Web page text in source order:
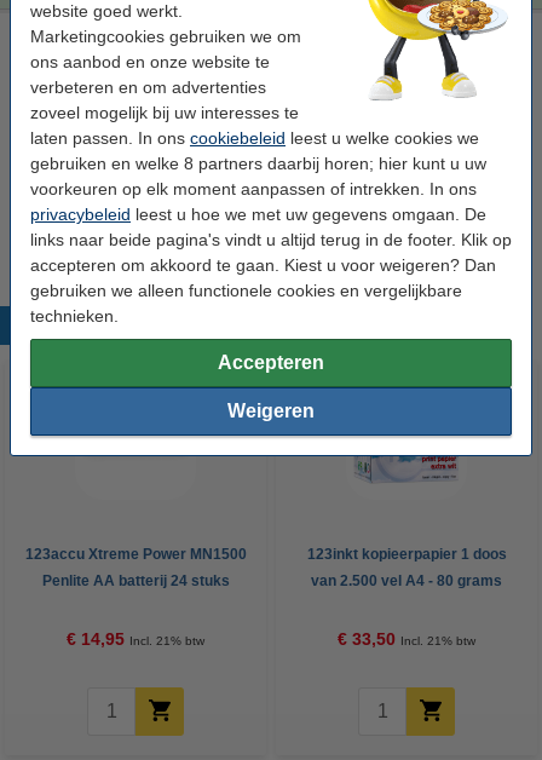
website goed werkt.
Marketingcookies gebruiken we om
ons aanbod en onze website te
verbeteren en om advertenties
zoveel mogelijk bij uw interesses te
laten passen. In ons cookiebeleid leest u welke cookies we
gebruiken en welke 8 partners daarbij horen; hier kunt u uw
voorkeuren op elk moment aanpassen of intrekken. In ons
privacybeleid leest u hoe we met uw gegevens omgaan. De
links naar beide pagina's vindt u altijd terug in de footer. Klik op
accepteren om akkoord te gaan. Kiest u voor weigeren? Dan
gebruiken we alleen functionele cookies en vergelijkbare
technieken.
Accepteren
Weigeren
Laserprinter reinigingsdoek
geel 999058
Bekijk de specificaties en omschrijving
Direct leverbaar
Morgen in huis
€ 0,95 Bestellen
123accu Xtreme Power MN1500
Penlite AA batterij 24 stuks
€ 14,95 Incl. 21% btw
123inkt kopieerpapier 1 doos
van 2.500 vel A4 - 80 grams
€ 33,50 Incl. 21% btw